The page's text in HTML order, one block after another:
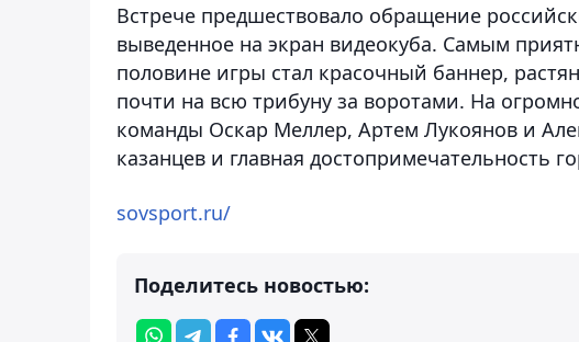
Встрече предшествовало обращение
выведенное на экран видеокуба. Самым
половине игры стал красочный баннер,
почти на всю трибуну за воротами. На
команды Оскар Меллер, Артем Лукоянов и
казанцев и главная достопримечательность
sovsport.ru/
Поделитесь новостью: